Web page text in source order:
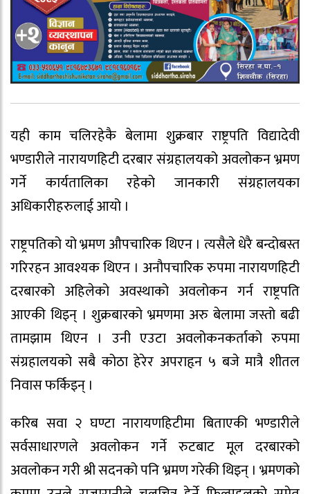
यही काम चलिरहेकै बेलामा शुक्रबार राष्ट्रपति विद्यादेवी
भण्डारीले नारायणहिटी दरबार संग्रहालयको अवलोकन भ्रमण
गर्ने कार्यतालिका रहेको जानकारी संग्रहालयका
अधिकारीहरुलाई आयो ।
राष्ट्रपतिको यो भ्रमण औपचारिक थिएन । त्यसैले धेरै बन्दोबस्त
गरिरहन आवश्यक थिएन । अनौपचारिक रुपमा नारायणहिटी
दरबारको अहिलेको अवस्थाको अवलोकन गर्न राष्ट्रपति
आएकी थिइन् । शुक्रबारको भ्रमणमा अरु बेलामा जस्तो बढी
तामझाम थिएन । उनी एउटा अवलोकनकर्ताको रुपमा
संग्रहालयको सबै कोठा हेरेर अपराहृन ५ बजे मात्रै शीतल
निवास फर्किइन् ।
करिब सवा २ घण्टा नारायणहिटीमा बिताएकी भण्डारीले
सर्वसाधारणले अवलोकन गर्ने रुटबाट मूल दरबारको
अवलोकन गरी श्री सदनको पनि भ्रमण गरेकी थिइन् । भ्रमणको